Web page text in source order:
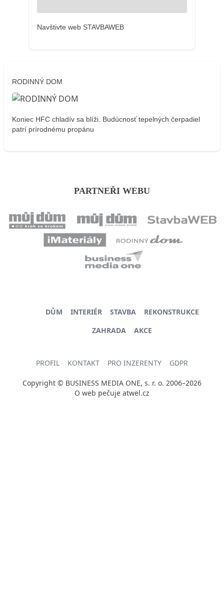
Navštivte web STAVBAWEB
RODINNÝ DOM
Koniec HFC chladív sa blíži. Budúcnosť tepelných čerpadiel
patrí prírodnému propánu
PARTNEŘI WEBU
DŮM INTERIÉR STAVBA
REKONSTRUKCE
ZAHRADA
AKCE
PROFIL KONTAKT PRO INZERENTY GDPR
Copyright © BUSINESS MEDIA ONE, s. r. o. 2006–2026